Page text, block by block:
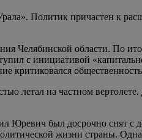
Политик причастен к
Челябинской области. По
с инициативой
критиковался
летал на частном
был досрочно снят с
жизни страны.